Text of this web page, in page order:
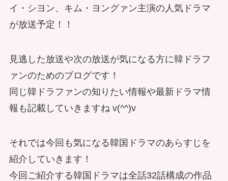
イ・シヨン、キム・ヨングァン主演の人気ドラマ
が放送予定！！
見逃した放送や次の放送が気になる方に韓ドラフ
ァンのためのブログです！
同じ韓ドラファンの知りたい情報や最新ドラマ情
報も記載していきますね v(^^)v
それでは今回も気になる韓国ドラマのあらすじを
紹介していきます！
今回ご紹介する韓国ドラマは全話32話構成の作品